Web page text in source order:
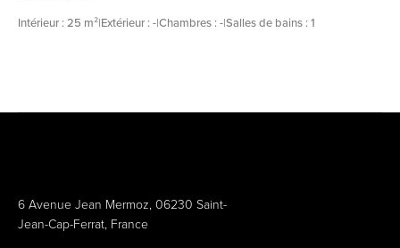
Intérieur : 25 m²|Extérieur : -|Chambres : -|Salles de bains : 1
6 Avenue Jean Mermoz, 06230 Saint-
Jean-Cap-Ferrat, France